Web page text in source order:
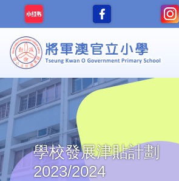
移至主內容
學校發展津貼計劃
2023/2024